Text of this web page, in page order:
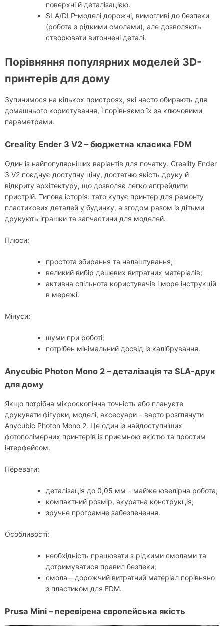
поверхні й деталізацією.
SLA/DLP-моделі дорожчі, вимогливі до безпеки
(робота з рідкими смолами), але дозволяють
створювати витончені деталі.
Порівняння популярних моделей 3D-
принтерів для дому
Зупинимося на кількох пристроях, які часто обирають для
домашнього користування, і порівняємо їх за ключовими
параметрами.
Creality Ender 3 V2 – бюджетна класика FDM
Один із найпопулярніших варіантів для початку. Creality Ender
3 V2 поєднує доступну ціну, достатню якість друку й
відкриту архітектуру, що дозволяє легко апгрейдити
пристрій. Типова історія: тато купує принтер для ремонту
пластикових деталей у будинку, а згодом разом із дітьми
друкують іграшки та запчастини для моделей.
Плюси:
простота збирання та налаштування;
великий вибір дешевих витратних матеріалів;
активна спільнота користувачів і море інструкцій
в мережі.
Мінуси:
шуми при роботі;
потрібен мінімальний досвід із калібрування.
Anycubic Photon Mono 2 – деталізація та SLA-друк
для дому
Якщо потрібна мікроскопічна точність або плануєте
друкувати фігурки, моделі, аксесуари – варто розглянути
Anycubic Photon Mono 2. Це один із найдоступніших
фотополімерних принтерів із приємною якістю та простим
інтерфейсом.
Переваги:
деталізація до 0,05 мм – майже ювелірна робота;
компактний розмір, акуратна конструкція;
зручне програмне забезпечення.
Особливості:
необхідність працювати з рідкими смолами та
дотримуватися правил безпеки;
смола – дорожчий витратний матеріал порівняно
з пластиком для FDM.
Prusa Mini – перевірена європейська якість